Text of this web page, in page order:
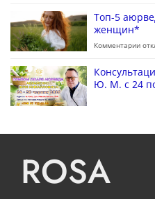
Топ-5
женщин*
Комментарии
Ю. М. с 24
ROSA